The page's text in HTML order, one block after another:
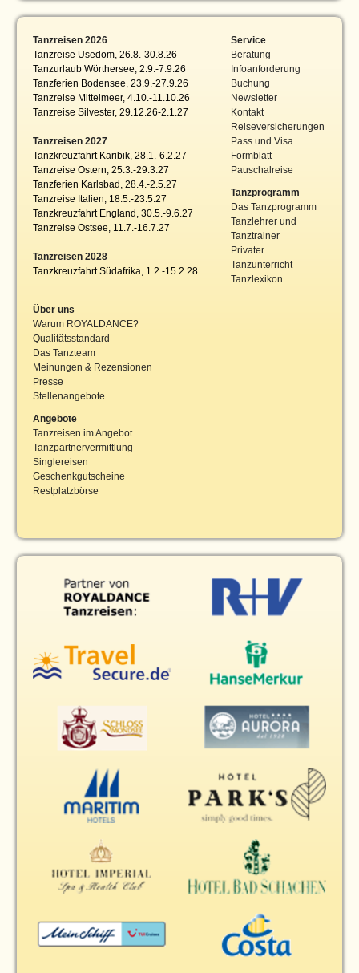
Tanzreisen 2026
Tanzreise Usedom, 26.8.-30.8.26
Tanzurlaub Wörthersee, 2.9.-7.9.26
Tanzferien Bodensee, 23.9.-27.9.26
Tanzreise Mittelmeer, 4.10.-11.10.26
Tanzreise Silvester, 29.12.26-2.1.27
Tanzreisen 2027
Tanzkreuzfahrt Karibik, 28.1.-6.2.27
Tanzreise Ostern, 25.3.-29.3.27
Tanzferien Karlsbad, 28.4.-2.5.27
Tanzreise Italien, 18.5.-23.5.27
Tanzkreuzfahrt England, 30.5.-9.6.27
Tanzreise Ostsee, 11.7.-16.7.27
Tanzreisen 2028
Tanzkreuzfahrt Südafrika, 1.2.-15.2.28
Service
Beratung
Infoanforderung
Buchung
Newsletter
Kontakt
Reiseversicherungen
Pass und Visa
Formblatt
Pauschalreise
Tanzprogramm
Das Tanzprogramm
Tanzlehrer und
Tanztrainer
Privater
Tanzunterricht
Tanzlexikon
Über uns
Warum ROYALDANCE?
Qualitätsstandard
Das Tanzteam
Meinungen & Rezensionen
Presse
Stellenangebote
Angebote
Tanzreisen im Angebot
Tanzpartnervermittlung
Singlereisen
Geschenkgutscheine
Restplatzbörse